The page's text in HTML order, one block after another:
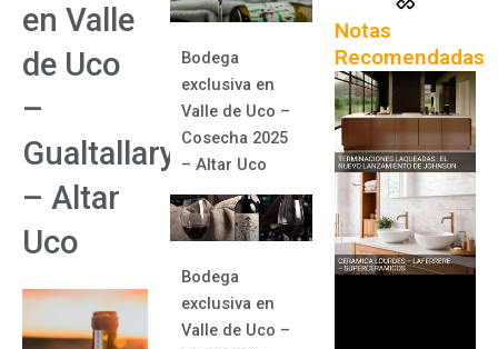
en Valle
de Uco
–
Gualtallary
– Altar
Uco
Bodega
exclusiva en
Valle de Uco –
Cosecha 2025
– Altar Uco
Bodega
exclusiva en
Valle de Uco –
Notas
Recomendadas